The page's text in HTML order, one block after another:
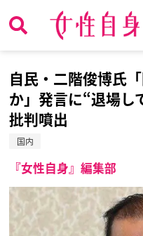
自民・二階俊博氏
か」発言に“退場し
批判噴出
国内
『女性自身』編集部